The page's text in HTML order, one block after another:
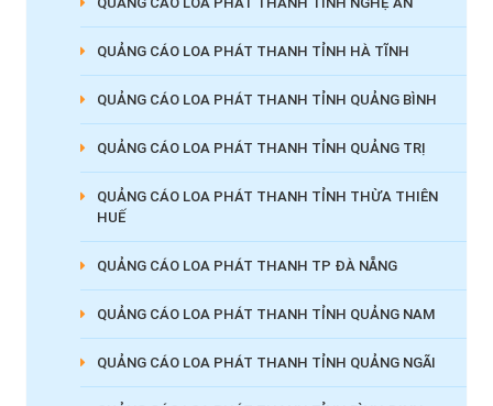
QUẢNG CÁO LOA PHÁT THANH TỈNH HÀ TĨNH
QUẢNG CÁO LOA PHÁT THANH TỈNH QUẢNG BÌNH
QUẢNG CÁO LOA PHÁT THANH TỈNH QUẢNG TRỊ
QUẢNG CÁO LOA PHÁT THANH TỈNH THỪA THIÊN
HUẾ
QUẢNG CÁO LOA PHÁT THANH TP ĐÀ NẴNG
QUẢNG CÁO LOA PHÁT THANH TỈNH QUẢNG NAM
QUẢNG CÁO LOA PHÁT THANH TỈNH QUẢNG NGÃI